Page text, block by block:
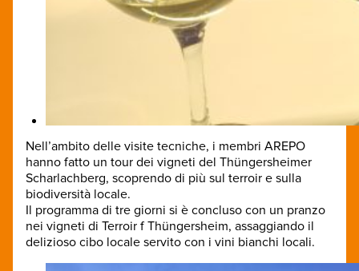
Nell’ambito delle visite tecniche, i membri AREPO
hanno fatto un tour dei vigneti del Thüngersheimer
Scharlachberg, scoprendo di più sul terroir e sulla
biodiversità locale.
Il programma di tre giorni si è concluso con un pranzo
nei vigneti di Terroir f Thüngersheim, assaggiando il
delizioso cibo locale servito con i vini bianchi locali.